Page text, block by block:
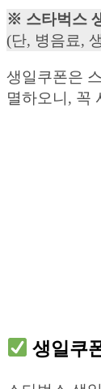
※ 스타벅스
(단, 병음료,
생일쿠폰은
멸하오니, 꼭
생일쿠